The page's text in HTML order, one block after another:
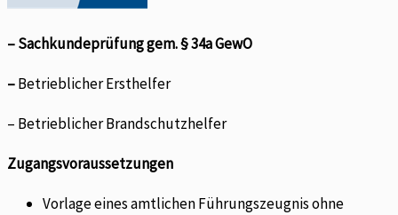
– Sachkundeprüfung gem. § 34a GewO
–Betrieblicher Ersthelfer
– Betrieblicher Brandschutzhelfer
Zugangsvoraussetzungen
Vorlage eines amtlichen Führungszeugnis ohne